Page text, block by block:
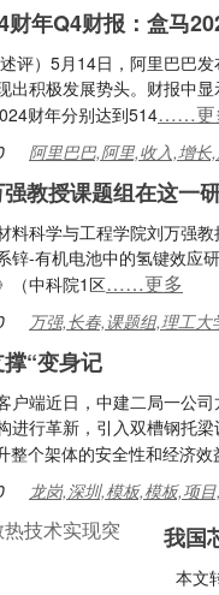
财年Q4财报：盒马
评）5月14日，阿里巴巴
出积极发展势头。财报中
财年分别达到514……更
阿里巴巴,阿里,收入,增长
教授课题组在这一
料科学与工程学院刘万强
锌-有机电池中的氢键效应
（中科院1区……更多
万强,长春,课题组,理工大
“变身记
户端近日，中建二局一公
进行革新，引入双槽钢托
整个架体的安全性和经济效
龙岗,深圳,模板,模板,项
我国
本文